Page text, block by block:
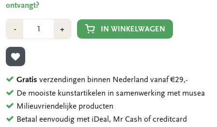
ontvangt?
-Min
1
+Plus
1
IN WINKELWAGEN
TOEVOEGEN AAN VERLANGLIJST
Gratis verzendingen binnen Nederland vanaf €29,-
De mooiste kunstartikelen in samenwerking met musea
Milieuvriendelijke producten
Betaal eenvoudig met iDeal, Mr Cash of creditcard